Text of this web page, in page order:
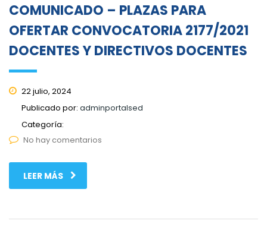
COMUNICADO – PLAZAS PARA
OFERTAR CONVOCATORIA 2177/2021
DOCENTES Y DIRECTIVOS DOCENTES
22 julio, 2024
Publicado por: adminportalsed
Categoría:
No hay comentarios
LEER MÁS